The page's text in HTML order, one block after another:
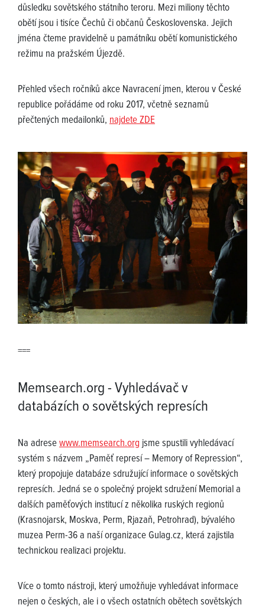
důsledku sovětského státního teroru. Mezi miliony těchto
obětí jsou i tisíce Čechů či občanů Československa. Jejich
jména čteme pravidelně u památníku obětí komunistického
režimu na pražském Újezdě.
Přehled všech ročníků akce Navracení jmen, kterou v České
republice pořádáme od roku 2017, včetně seznamů
přečtených medailonků, najdete ZDE
===
Memsearch.org - Vyhledávač v
databázích o sovětských represích
Na adresewww.memsearch.org jsme spustili vyhledávací
systém s názvem „Paměť represí – Memory of Repression“,
který propojuje databáze sdružující informace o sovětských
represích. Jedná se o společný projekt sdružení Memorial a
dalších paměťových institucí z několika ruských regionů
(Krasnojarsk, Moskva, Perm, Rjazaň, Petrohrad), bývalého
muzea Perm-36 a naší organizace Gulag.cz, která zajistila
technickou realizaci projektu.
Více o tomto nástroji, který umožňuje vyhledávat informace
nejen o českých, ale i o všech ostatních obětech sovětských